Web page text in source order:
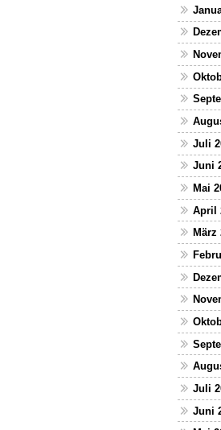
Juli
Juni
Mai
April
März
Juli
Juni